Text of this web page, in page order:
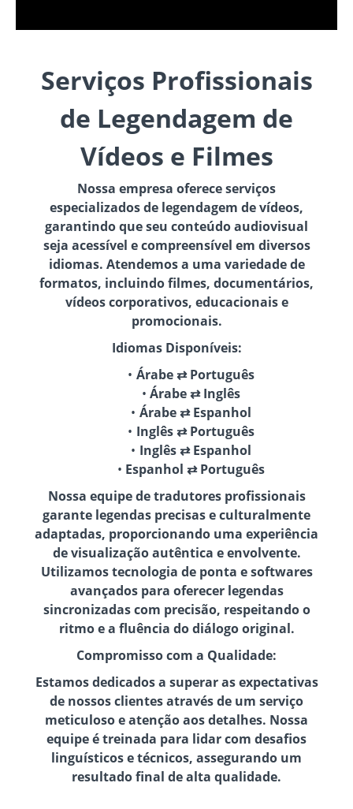
Serviços Profissionais
de Legendagem de
Vídeos e Filmes
Nossa empresa oferece serviços
especializados de legendagem de vídeos,
garantindo que seu conteúdo audiovisual
seja acessível e compreensível em diversos
idiomas. Atendemos a uma variedade de
formatos, incluindo filmes, documentários,
vídeos corporativos, educacionais e
promocionais.
Idiomas Disponíveis:
Árabe ⇄ Português
Árabe ⇄ Inglês
Árabe ⇄ Espanhol
Inglês ⇄ Português
Inglês ⇄ Espanhol
Espanhol ⇄ Português
Nossa equipe de tradutores profissionais
garante legendas precisas e culturalmente
adaptadas, proporcionando uma experiência
de visualização autêntica e envolvente.
Utilizamos tecnologia de ponta e softwares
avançados para oferecer legendas
sincronizadas com precisão, respeitando o
ritmo e a fluência do diálogo original.
Compromisso com a Qualidade:
Estamos dedicados a superar as expectativas
de nossos clientes através de um serviço
meticuloso e atenção aos detalhes. Nossa
equipe é treinada para lidar com desafios
linguísticos e técnicos, assegurando um
resultado final de alta qualidade.